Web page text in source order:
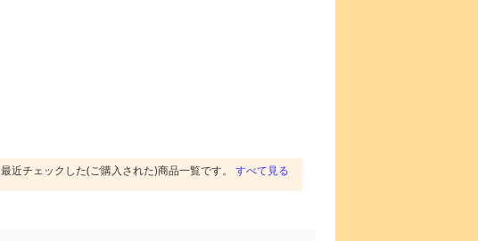
最近チェックした(ご購入された)商品一覧です。 すべて見る